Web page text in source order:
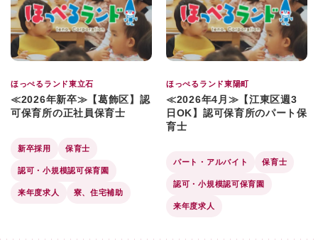
ほっぺるランド東立石
≪2026年新卒≫【葛飾区】認
可保育所の正社員保育士
新卒採用 保育士
認可・小規模認可保育園
来年度求人 寮、住宅補助
ほっぺるランド東陽町
≪2026年4月≫【江東区週3
日OK】認可保育所のパート保
育士
パート・アルバイト 保育士
認可・小規模認可保育園
来年度求人